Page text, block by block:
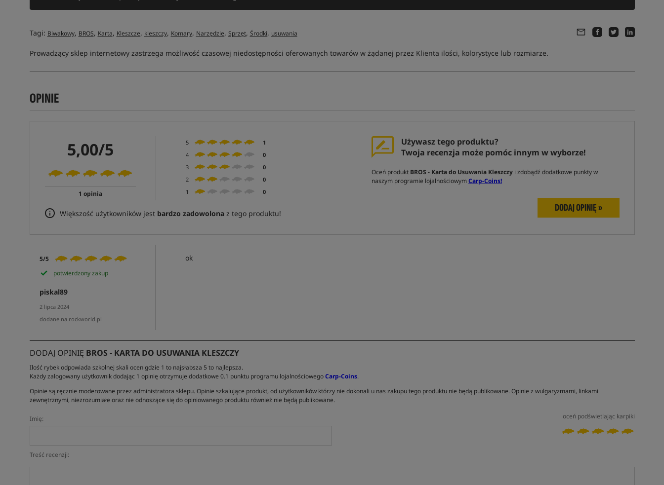
Tagi: Biwakowy, BROS, Karta, Kleszcze, kleszczy, Komary, Narzędzie, Sprzęt, Środki, usuwania
Prowadzący sklep internetowy zastrzega możliwość czasowej niedostępności oferowanych towarów w żądanej przez Klienta ilości, kolorystyce lub rozmiarze.
OPINIE
5,00/5
1 opinia
5
1
4
0
3
0
2
0
1
0
Większość użytkowników jest bardzo zadowolonaz tego produktu!
Używasz tego produktu?
Twoja recenzja może pomóc innym w wyborze!
Oceń produkt BROS - Karta do Usuwania Kleszczy i zdobądź dodatkowe punkty w
naszym programie lojalnościowymCarp-Coins!
DODAJ OPINIĘ »
5/5
potwierdzony zakup
piskal89
2 lipca 2024
dodane na rockworld.pl
ok
DODAJ OPINIĘ BROS - KARTA DO USUWANIA KLESZCZY
Ilość rybek odpowiada szkolnej skali ocen gdzie 1 to najsłabsza 5 to najlepsza.
Każdy zalogowany użytkownik dodając 1 opinię otrzymuje dodatkowe 0.1 punktu programu lojalnościowegoCarp-Coins.
Opinie są ręcznie moderowane przez administratora sklepu. Opinie szkalujące produkt, od użytkowników którzy nie dokonali u nas zakupu tego produktu nie będą publikowane. Opinie z wulgaryzmami, linkami
zewnętrznymi, niezrozumiałe oraz nie odnoszące się do opiniowanego produktu również nie będą publikowane.
oceń podświetlając karpiki
Imię:
Treść recenzji: